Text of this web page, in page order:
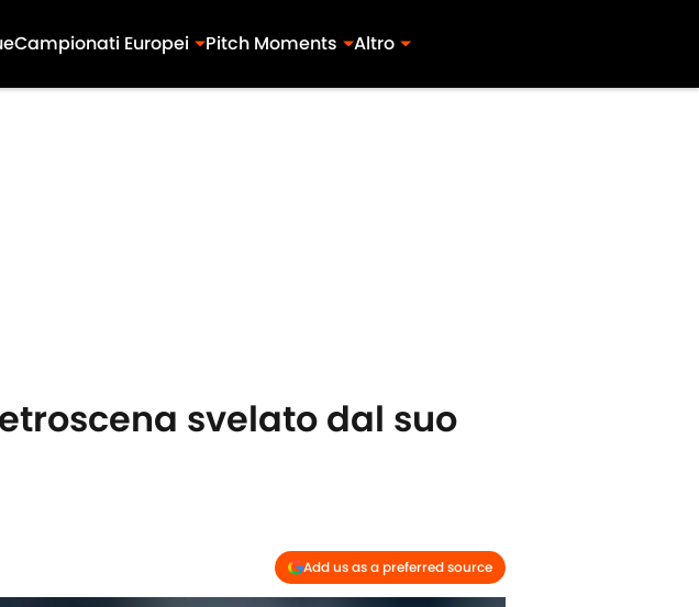
Campionati Europei Pitch Moments Altro
svelato dal suo
Add us as a preferred source